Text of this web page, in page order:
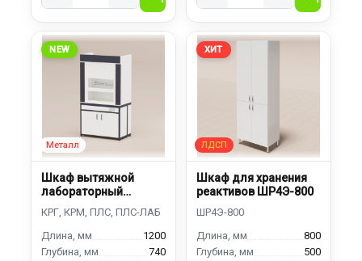
NEW
Шкаф вытяжной
лабораторный
1200
740
ХИТ
Шкаф для хранения
реактивов ШР4Э-800
800
500